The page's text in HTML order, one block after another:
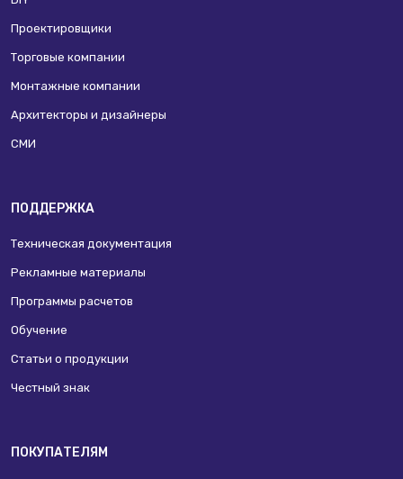
Проектировщики
Торговые компании
Монтажные компании
Архитекторы и дизайнеры
СМИ
ПОДДЕРЖКА
Техническая документация
Рекламные материалы
Программы расчетов
Обучение
Статьи о продукции
Честный знак
ПОКУПАТЕЛЯМ